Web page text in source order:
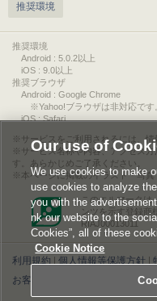
推奨環境
推奨環境
Android : 5.0.2以上
iOS : 9.0以上
推奨ブラウザ
Android : Google Chrome
※Yahoo!ブラウザは非対応です
iOS : Safari
サービスをご利用されるには、
サービス名称や内容、アクセス
す。あらかじめご了承ください。
本ページに掲載のイラスト・写
このエルマークは
ンツを示す登録商
RIAJ00013011
利用規約 個人情報等保護方針
お客様情報の外部送信について|
Our use of
We use cookies to make
use cookies to analyze
you with the
nk our website to the
Cookies”, all of these
Cookie Notice